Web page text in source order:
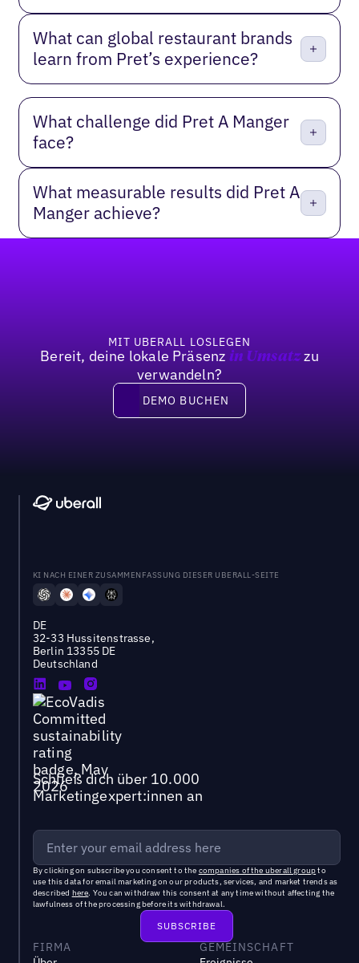
What can global restaurant brands
learn from Pret’s experience?
What challenge did Pret A Manger
face?
What measurable results did Pret A
Manger achieve?
MIT UBERALL LOSLEGEN
Bereit, deine lokale Präsenz in Umsatzzu
verwandeln?
DEMO BUCHEN
DEMO BUCHEN
KI NACH EINER ZUSAMMENFASSUNG DIESER UBERALL-SEITE
DE
32-33 Hussitenstrasse,
Berlin 13355 DE
Deutschland
Schließ dich über 10.000
Marketingexpert:innen an
By clicking on subscribe you consent to the companies of the uberall groupto
use this data for email marketing on our products, services, and market trends as
described here. You can withdraw this consent at any time without affecting the
lawfulness of the processing before its withdrawal.
FIRMA
GEMEINSCHAFT